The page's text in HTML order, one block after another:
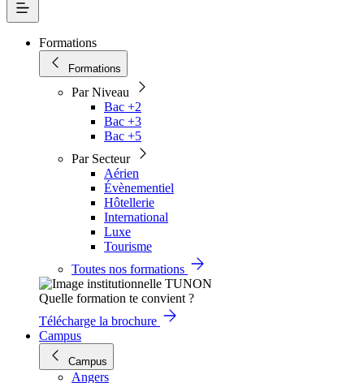
Formations
Formations
Par Niveau
Bac +2
Bac +3
Bac +5
Par Secteur
Aérien
Évènementiel
Hôtellerie
International
Luxe
Tourisme
Toutes nos formations
Quelle formation te convient ?
Télécharge la brochure
Campus
Campus
Angers